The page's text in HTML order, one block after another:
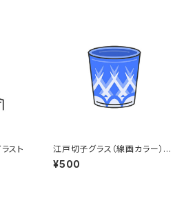
スト
江戸切子グラス（線画カラー）の
イラスト
¥500